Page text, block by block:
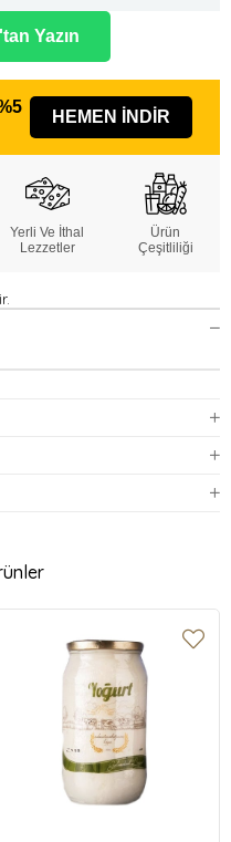
Yazın
HEMEN İNDİR
Yerli Ve İthal
Lezzetler
Ürün
Çeşitliliği